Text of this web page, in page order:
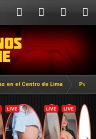
en el Centro de Lima